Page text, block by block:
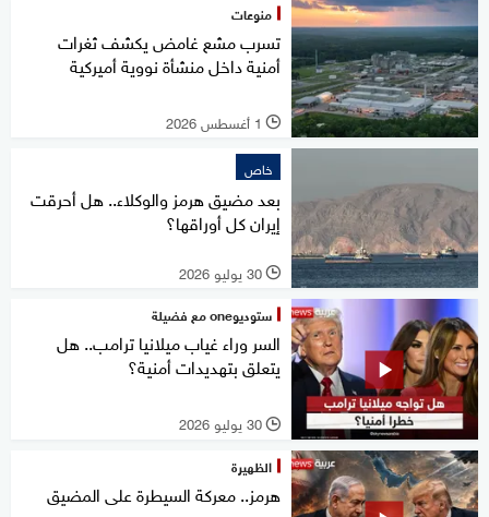
منوعات
تسرب مشع غامض يكشف ثغرات
أمنية داخل منشأة نووية أميركية
l 1 أغسطس 2026
خاص
بعد مضيق هرمز والوكلاء.. هل أحرقت
إيران كل أوراقها؟
l 30 يوليو 2026
ستوديوone مع فضيلة
السر وراء غياب ميلانيا ترامب.. هل
يتعلق بتهديدات أمنية؟
l 30 يوليو 2026
الظهيرة
هرمز.. معركة السيطرة على المضيق